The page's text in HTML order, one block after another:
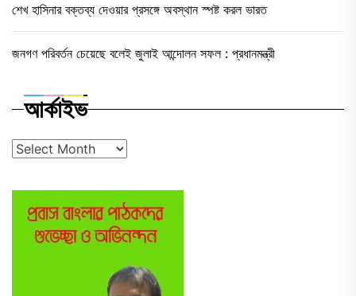
শেখ হাসিনার বক্তব্য দেওয়ার প্রসঙ্গে অবস্থান স্পষ্ট করল ভারত
জনগণ পরিবর্তন চেয়েছে বলেই জুলাই আন্দোলন সফল : প্রধানমন্ত্রী
আর্কাইভ
আর্কাইভ